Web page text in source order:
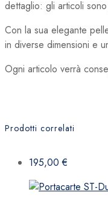
dettaglio: gli articoli
Con la sua elegante
in diverse dimensioni e
Ogni articolo verrà
Prodotti correlati
195,00€